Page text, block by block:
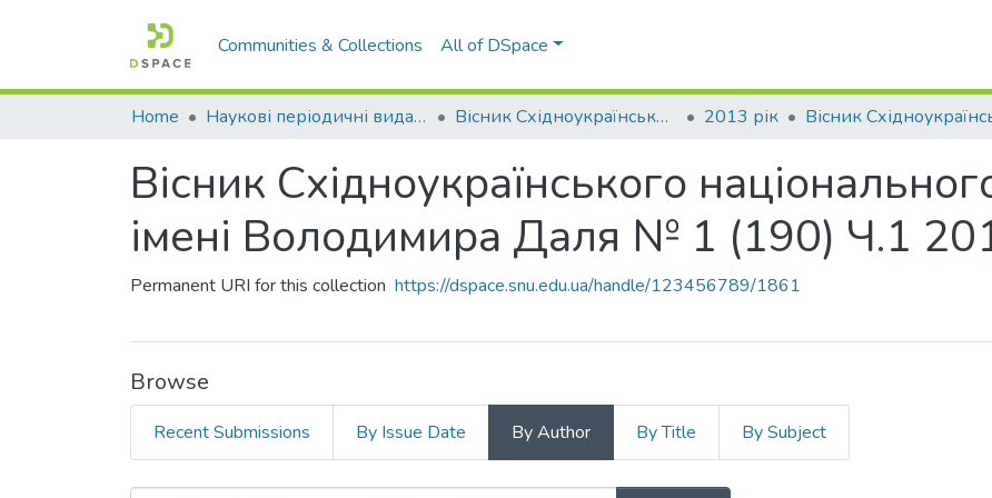
Communities & Collections All of DSpace
Home Наукові періодичні видання СНУ ім. В. Даля Вісник Східноукраїнського національного університету імені В. Даля 2013 рік
Вісник Східноукраїнського
імені Володимира Даля № 1 (190) Ч.1
Permanent URI for this collection https://dspace.snu.edu.ua/handle/123456789/1861
Browse
Recent Submissions By Issue Date By Author By Title By Subject